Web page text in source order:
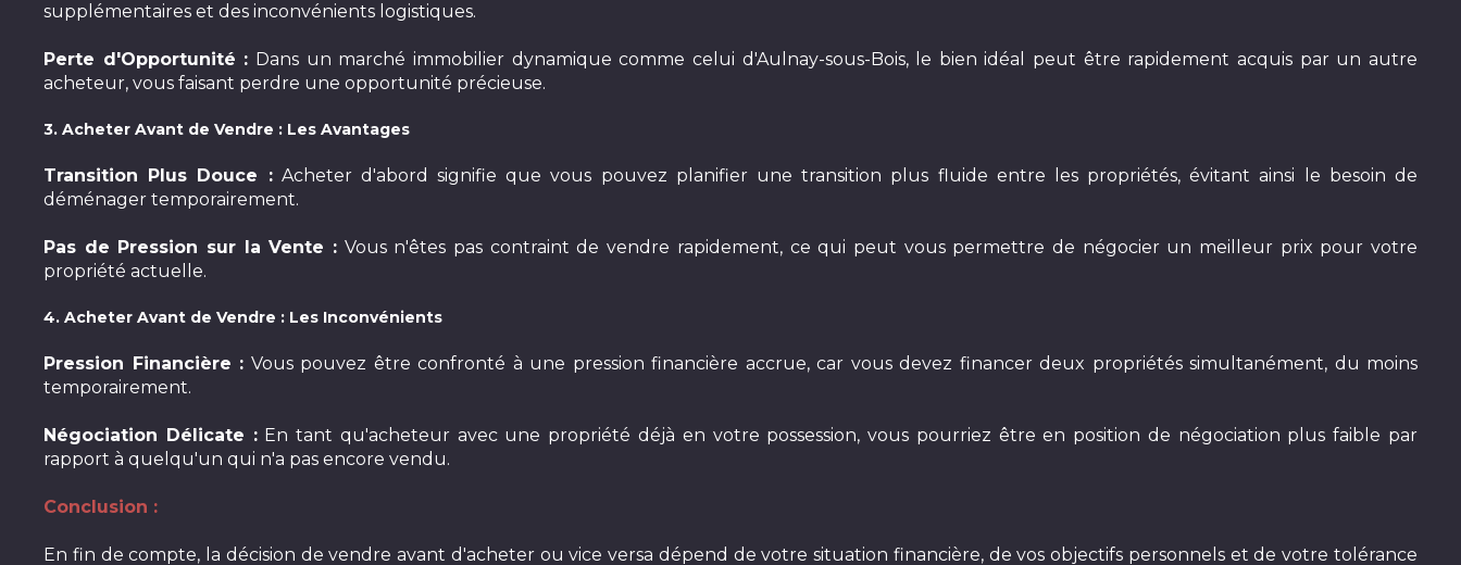
supplémentaires et des inconvénients logistiques.
Perte d'Opportunité : Dans un marché immobilier dynamique comme celui d'Aulnay-sous-Bois, le bien idéal peut être rapidement acquis par un autre
acheteur, vous faisant perdre une opportunité précieuse.
3. Acheter Avant de Vendre : Les Avantages
Transition Plus Douce :Acheter d'abord signifie que vous pouvez planifier une transition plus fluide entre les propriétés, évitant ainsi le besoin de
déménager temporairement.
Pas de Pression sur la Vente : Vous n'êtes pas contraint de vendre rapidement, ce qui peut vous permettre de négocier un meilleur prix pour votre
propriété actuelle.
4. Acheter Avant de Vendre : Les Inconvénients
Pression Financière : Vous pouvez être confronté à une pression financière accrue, car vous devez financer deux propriétés simultanément, du moins
temporairement.
Négociation Délicate :En tant qu'acheteur avec une propriété déjà en votre possession, vous pourriez être en position de négociation plus faible par
rapport à quelqu'un qui n'a pas encore vendu.
Conclusion :
En fin de compte, la décision de vendre avant d'acheter ou vice versa dépend de votre situation financière, de vos objectifs personnels et de votre tolérance